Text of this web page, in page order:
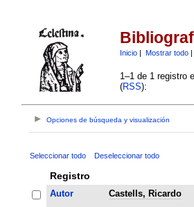
Inicio| Mostrar todo|
1–1 de 1 registro
(RSS):
Opciones de búsqueda y visualización
Seleccionar todo Deseleccionar todo
Registro
Autor
Castells, Ricardo